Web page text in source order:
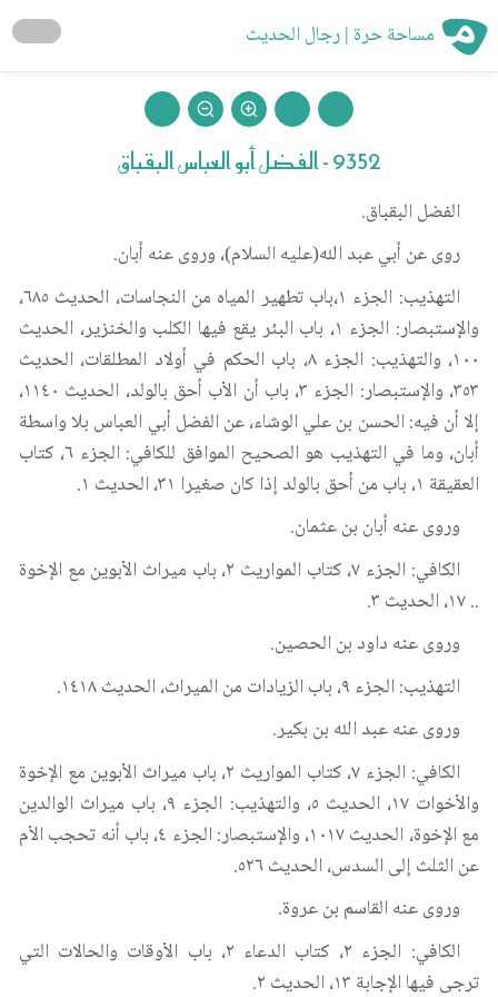
مساحة حرة | رجال الحديث
9352 - الفضل أبو العباس البقباق
الفضل البقباق.
روى عن أبي عبد الله(عليه السلام)، وروى عنه أبان.
التهذيب: الجزء ١،باب تطهير المياه من النجاسات، الحديث ٦٨٥،
والإستبصار: الجزء ١، باب البئر يقع فيها الكلب والخنزير، الحديث
١٠٠، والتهذيب: الجزء ٨، باب الحكم في أولاد المطلقات، الحديث
٣٥٣، والإستبصار: الجزء ٣، باب أن الأب أحق بالولد، الحديث ١١٤٠،
إلا أن فيه: الحسن بن علي الوشاء، عن الفضل أبي العباس بلا واسطة
أبان، وما في التهذيب هو الصحيح الموافق للكافي: الجزء ٦، كتاب
العقيقة ١، باب من أحق بالولد إذا كان صغيرا ٣١، الحديث ١.
وروى عنه أبان بن عثمان.
الكافي: الجزء ٧، كتاب المواريث ٢، باب ميراث الأبوين مع الإخوة
.. ١٧، الحديث ٣.
وروى عنه داود بن الحصين.
التهذيب: الجزء ٩، باب الزيادات من الميراث، الحديث ١٤١٨.
وروى عنه عبد الله بن بكير.
الكافي: الجزء ٧، كتاب المواريث ٢، باب ميراث الأبوين مع الإخوة
والأخوات ١٧، الحديث ٥، والتهذيب: الجزء ٩، باب ميراث الوالدين
مع الإخوة، الحديث ١٠١٧، والإستبصار: الجزء ٤، باب أنه تحجب الأم
عن الثلث إلى السدس، الحديث ٥٢٦.
وروى عنه القاسم بن عروة.
الكافي: الجزء ٢، كتاب الدعاء ٢، باب الأوقات والحالات التي
ترجى فيها الإجابة ١٣، الحديث ٢.